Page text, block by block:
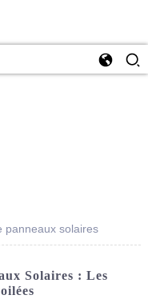
panneaux solaires
Solaires : Les